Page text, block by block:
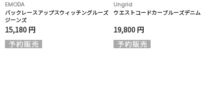
EMODA
バックレースアップスウィッチングルーズ
ジーンズ
15,180 円
Ungrid
ウエストコードカーブルーズデニム
19,800 円